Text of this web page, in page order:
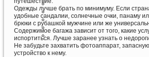
Одежды лучше брать по минимуму. Если
удобные сандалии, солнечные очки, панаму
брюки с рубашкой мужчине или же
Содержимое багажа зависит от того, какие
испортиться. Лучше заранее узнать о
Не забудьте захватить фотоаппарат,
устройство к нему.